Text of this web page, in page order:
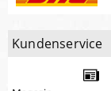
Kundenservice